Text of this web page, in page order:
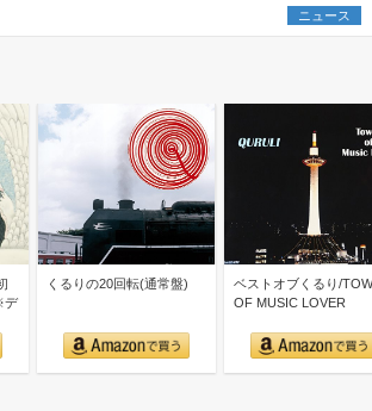
ニュース
デ
くるりの20回転(通常盤)
ベストオブくるり/
OF MUSIC LOVER